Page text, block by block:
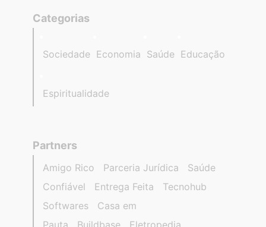
Categorias
Sociedade Economia Saúde Educação
Espiritualidade
Partners
Amigo Rico Parceria Jurídica
Saúde
Confiável
Entrega Feita
Tecnohub
Softwares
Casa em